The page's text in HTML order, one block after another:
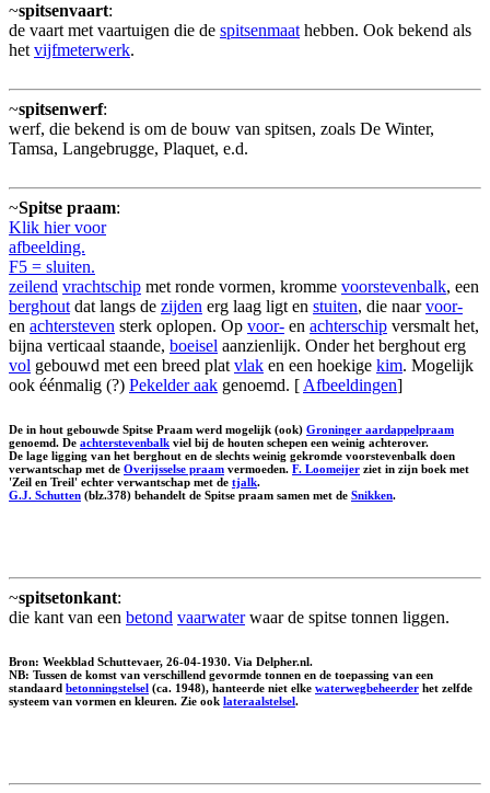
~spitsenvaart:
de vaart met vaartuigen die de spitsenmaat hebben. Ook bekend als
het vijfmeterwerk.
~spitsenwerf:
werf, die bekend is om de bouw van spitsen, zoals De Winter,
Tamsa, Langebrugge, Plaquet, e.d.
~Spitse praam:
Klik hier voor
afbeelding.
F5 = sluiten.
zeilend vrachtschip met ronde vormen, kromme voorstevenbalk, een
berghout dat langs de zijden erg laag ligt en stuiten, die naarvoor-
en achtersteven sterk oplopen. Op voor- en achterschip versmalt het,
bijna verticaal staande, boeisel aanzienlijk. Onder het berghout erg
vol gebouwd met een breed plat vlak en een hoekige kim. Mogelijk
ook éénmalig (?) Pekelder aak genoemd. [ Afbeeldingen]
De in hout gebouwde Spitse Praam werd mogelijk (ook) Groninger aardappelpraam
genoemd. De achterstevenbalk viel bij de houten schepen een weinig achterover.
De lage ligging van het berghout en de slechts weinig gekromde voorstevenbalk doen
verwantschap met de Overijsselse praam vermoeden. F. Loomeijer ziet in zijn boek met
'Zeil en Treil' echter verwantschap met de tjalk.
G.J. Schutten (blz.378) behandelt de Spitse praam samen met de Snikken.
~spitsetonkant:
die kant van een betond vaarwaterwaar de spitse tonnen liggen.
Bron: Weekblad Schuttevaer, 26-04-1930. Via Delpher.nl.
NB: Tussen de komst van verschillend gevormde tonnen en de toepassing van een
standaard betonningstelsel (ca. 1948), hanteerde niet elke waterwegbeheerder het zelfde
systeem van vormen en kleuren. Zie ook lateraalstelsel.